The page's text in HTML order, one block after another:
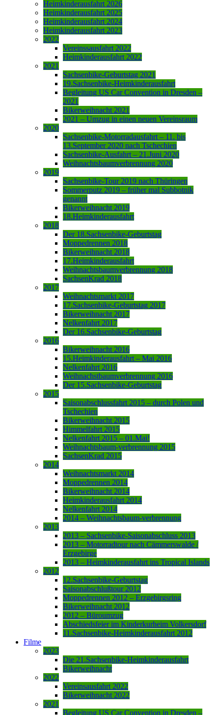
Heimkinderausfahrt 2026
Heimkinderausfahrt 2025
Heimkinderausfahrt 2024
Heimkinderausfahrt 2023
2022
Vereinssausfahrt 2022
Heimkinderausfahrt 2022
2021
Sachsenbike-Geburtstag 2021
19.Sachsenbike-Heimkinderausfahrt
Begleitung US Car Convention in Dresden –
2021
Bikerweihnacht 2021
2021 – Umzug in einen neuen Vereinsraum
2020
Sachsenbike-Motorradausfahrt – 11. bis
13.September 2020 nach Tschechien
Sachsenbike-Ausfahrt – 21.Juni 2020
Weihnachtsbaumverbrennung 2020
2019
Sachsenbike-Tour 2019 nach Thüringen
Sommerputz 2019 – früher mal Subbotnik
genannt
Bikerweihnacht 2019
18.Heimkinderausfahrt
2018
Der 18.Sachsenbike-Geburtstag
Moppedrennen 2018
Bikerweihnacht 2018
17.Heimkinderausfahrt
Weihnachtsbaumverbrennung 2018
SachsenKrad 2018
2017
Weihnachtsmarkt 2017
17.Sachsenbike-Geburtstag 2017
Bikerweihnacht 2017
Nelkenfahrt 2017
Der 16.Sachsenbike-Geburtstag
2016
Bikerweihnacht 2016
15.Heimkinderausfahrt – Mai 2016
Nelkenfahrt 2016
Weihnachstbaumverbrennung 2016
Der 15.Sachsenbike-Geburtstag
2015
Saisonabschlussfahrt 2015 – durch Polen und
Tschechien
Bikerweihnacht 2015
Himmelfahrt 2015
Nelkenfahrt 2015 – 01.Mai!
Weihnachtsbaum-verbrennung 2015
SachsenKrad 2015
2014
Weihnachtsmarkt 2014
Moppedrennen 2014
Bikerweihnacht 2014
Heimkinderausfahrt 2014
Nelkenfahrt 2014
2014 – Weihnachtsbaum-verbrennung
2013
2013 – Sachsenbike-Saisonabschluss 2013
2013 – Motorradtour nach Cämmerswalde /
Erzgebirge
2013 – Heimkinderausfahrt ins Tropical Islands
2012
12.Sachsenbike-Geburtstag
Saisonabschlußtour 2012
Moppedrennen 2012 – Erzgebirgsring
Bikerweihnacht 2012
2012 – Büroumzug
Abschiedsfeier im Kinderkurheim Volkersdorf
11.Sachsenbike-Heimkinderausfahrt 2012
Filme
2023
Die 21.Sachsenbike-Heimkinderausfahrt
Bikerweihnacht
2022
Vereinsausfahrt 2022
Bikerweihnacht 2022
2021
Begleitung US Car Convention in Dresden –